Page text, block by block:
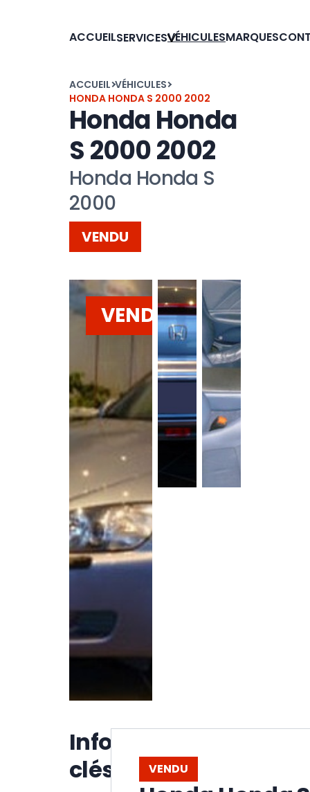
ACCUEILSERVICESVÉHICULESMARQUES
ACCUEIL VÉHICULES
HONDA HONDA S 2000 2002
Honda Honda
S 2000 2002
Honda Honda S
2000
VENDU
VENDU
Informations
clés
VENDU